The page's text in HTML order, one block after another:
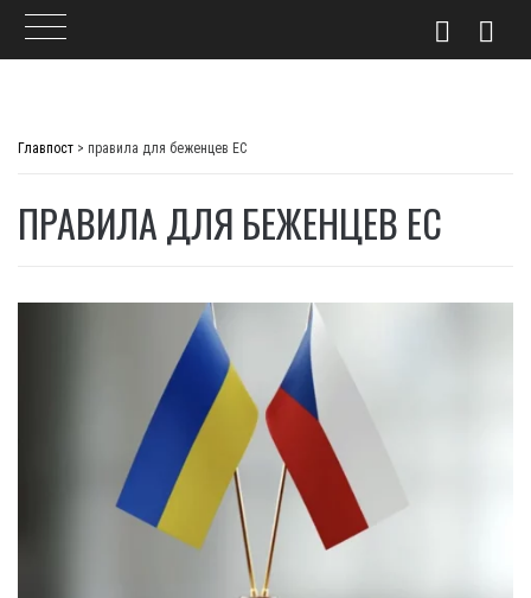
Главпост > правила для беженцев ЕС
ПРАВИЛА ДЛЯ БЕЖЕНЦЕВ ЕС